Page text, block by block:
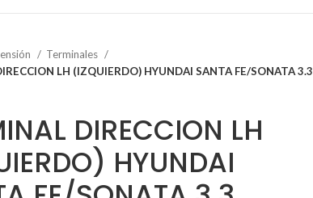
Terminales
LH (IZQUIERDO) HYUNDAI SANTA FE/SONATA 3.3
DIRECCION LH
HYUNDAI